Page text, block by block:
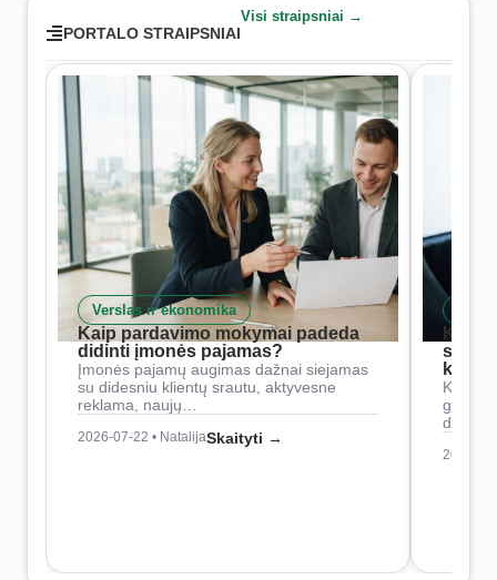
PORTALO STRAIPSNIAI
Visi straipsniai →
Verslas ir ekonomika
Kaip pardavimo mokymai padeda
didinti įmonės pajamas?
Įmonės pajamų augimas dažnai siejamas
su didesniu klientų srautu, aktyvesne
reklama, naujų…
2026-07-22 • NatalijaSkaityti →
Kaip
2026-